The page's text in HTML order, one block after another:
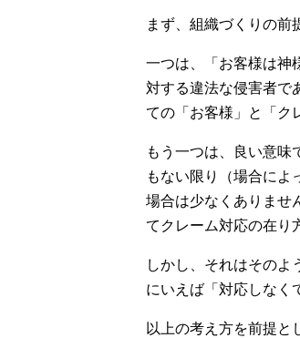
まず、組織づくりの前
一つは、「お客様は神
対する違法な侵害者で
ての「お客様」と「ク
もう一つは、良い意
もない限り（場合に
場合は少なくありませ
てクレーム対応の在り
しかし、それはその
にいえば「対応しなく
以上の考え方を前提と